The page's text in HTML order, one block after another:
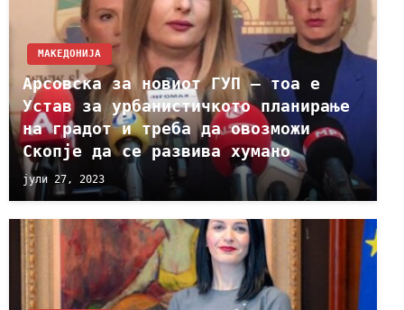
МАКЕДОНИЈА
Арсовска за новиот ГУП – тоа е
Устав за урбанистичкото планирање
на градот и треба да овозможи
Скопје да се развива хумано
јули 27, 2023